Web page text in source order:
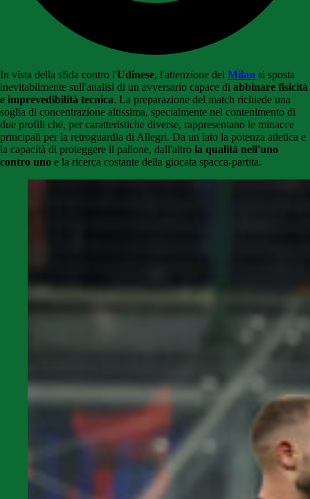
In vista della sfida contro l'Udinese, l'attenzione del Milan si sposta
inevitabilmente sull'analisi di un avversario capace di abbinare fisicità
e imprevedibilità tecnica. La preparazione del match richiede una
soglia di concentrazione altissima, specialmente nel contenimento di
due profili che, per caratteristiche diverse, rappresentano le minacce
principali per la retroguardia di Allegri. Da un lato la potenza atletica e
la capacità di proteggere il pallone, dall'altro la qualità nell'uno
contro uno e la ricerca costante della giocata spacca-partita.